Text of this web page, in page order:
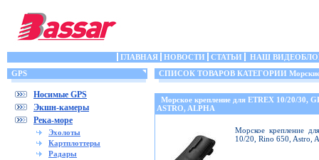
ГЛАВНАЯ НОВОСТИ СТАТЬИ
НАШ
GPS
Носимые GPS
Экшн-камеры
Река-море
Эхолоты
Картплоттеры
Радары
СПИСОК ТОВАРОВ КАТЕГОРИИ Морские
Морское крепление для ETREX 10/20/30,
ASTRO, ALPHA
Морское крепление
10/20, Rino 650, Astro,